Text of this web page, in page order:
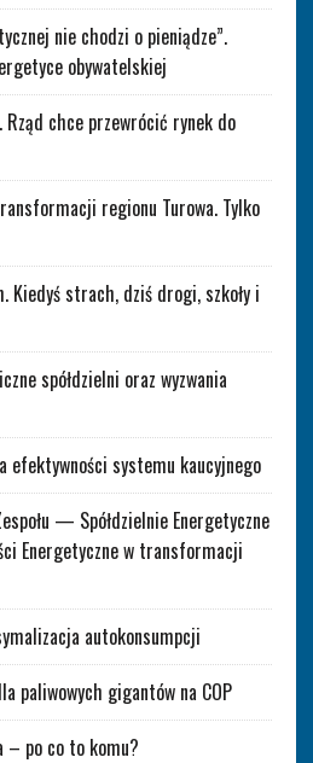
nie chodzi o pieniądze”.
obywatelskiej
Rząd chce przewrócić rynek do
regionu Turowa. Tylko
Kiedyś strach, dziś drogi, szkoły i
spółdzielni oraz wyzwania
efektywności systemu kaucyjnego
— Spółdzielnie Energetyczne
Energetyczne w transformacji
autokonsumpcji
paliwowych gigantów na COP
– po co to komu?